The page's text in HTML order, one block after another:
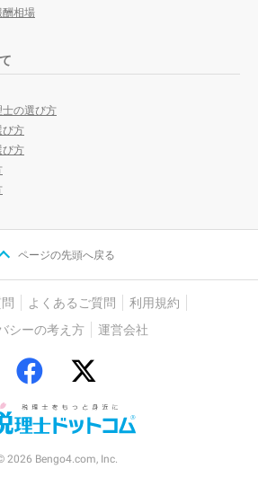
酬相場
の選び方
び方
び方
ページの先頭へ戻る
よくあるご質問
利用規約
シーの考え方
運営会社
2026 Bengo4.com, Inc.